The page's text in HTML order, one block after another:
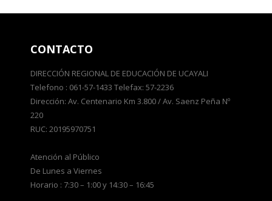
CONTACTO
DIRECCIÓN REGIONAL DE EDUCACIÓN DE UCAYALI
Telefono : 061-57-1433 Telefax: 57-2236
Dirección: Av. Centenario Km 3.800 / Av. Saenz Peña Nº
220
RUC: 20195970751
Atención al Público
De Lunes a Viernes
Horario : 7:30 – 1:00 y 14:30 – 16:45